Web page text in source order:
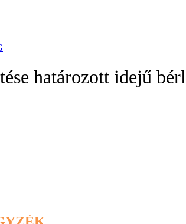
határozott idejű